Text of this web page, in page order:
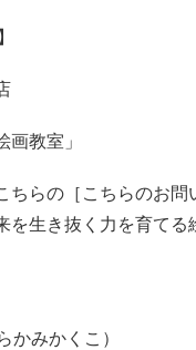
画教室」
ちらの［こちらのお
生き抜く力を育て
かみかくこ）